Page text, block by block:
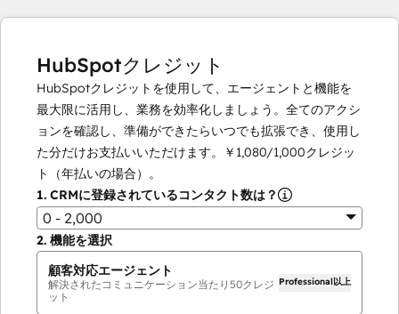
HubSpotクレジット
HubSpotクレジットを使用して、エージェントと機能を
最大限に活用し、業務を効率化しましょう。全てのアクシ
ョンを確認し、準備ができたらいつでも拡張でき、使用し
た分だけお支払いいただけます。
￥1,080/1,000クレジッ
ト（年払いの場合）。
1. CRMに登録されているコンタクト数は？
0 - 2,000
2. 機能を選択
顧客対応エージェント
解決されたコミュニケーション当たり 50クレジ
ット
Professional以上